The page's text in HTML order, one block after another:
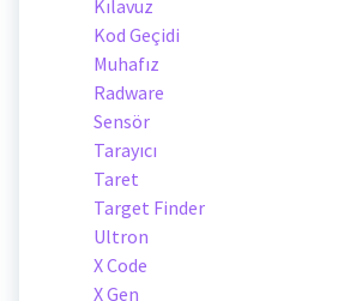
Kılavuz
Kod Geçidi
Muhafız
Radware
Sensör
Tarayıcı
Taret
Target Finder
Ultron
X Code
X Gen